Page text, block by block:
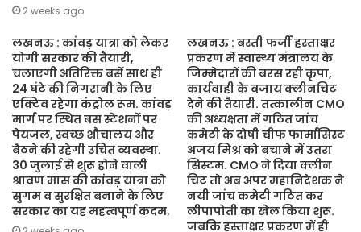
2 weeks ago
लखनऊ : कांवड़ यात्रा को लेकर
योगी सरकार की तैयारी,
चलाएगी अतिरिक्त बसें साथ ही
24 घंटे की निगरानी के लिए
एक्टिव रहेगा कंट्रोल रूम. कांवड़
मार्ग पर स्थित बस स्टेशनों पर
पेयजल, स्वच्छ शौचालय और
बैठने की रहेगी उचित व्यवस्था.
30 जुलाई से शुरू होने वाली
श्रावण मास की कांवड़ यात्रा को
सुगम व सुरक्षित बनाने के लिए
सरकार का यह महत्वपूर्ण कदम.
लखनऊ : बस्ती फर्जी हस्ताक्षर
प्रकरण में स्वास्थ्य मंत्रालय के
जिम्मेदारों की बरस रही कृपा,
कार्यवाही के बजाय क्लीनचिट
देने की तैयारी. तत्कालीन CMO
की अध्यक्षता में गठित जांच
कमेटी के दोषी चीफ फार्मासिस्ट
अजय मिश्र को बचाने में उतरा
सिस्टम. CMO ने दिया क्लीन
चिट तो अब अपर महानिदेशक ने
नयी जांच कमेटी गठित कर
लीपापोती का खेल किया शुरू.
जबकि हस्ताक्षर प्रकरण में ही